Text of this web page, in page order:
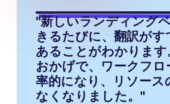
"新しいランディング
きるたびに、翻訳がす
あることがわかりま
おかげで、ワークフロ
率的になり、リソース
なくなりました。"